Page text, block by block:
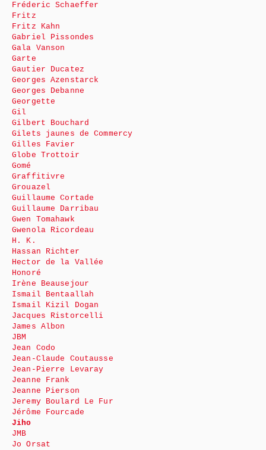
Fréderic Schaeffer
Fritz
Fritz Kahn
Gabriel Pissondes
Gala Vanson
Garte
Gautier Ducatez
Georges Azenstarck
Georges Debanne
Georgette
Gil
Gilbert Bouchard
Gilets jaunes de Commercy
Gilles Favier
Globe Trottoir
Gomé
Graffitivre
Grouazel
Guillaume Cortade
Guillaume Darribau
Gwen Tomahawk
Gwenola Ricordeau
H. K.
Hassan Richter
Hector de la Vallée
Honoré
Irène Beausejour
Ismail Bentaallah
Ismail Kizil Dogan
Jacques Ristorcelli
James Albon
JBM
Jean Codo
Jean-Claude Coutausse
Jean-Pierre Levaray
Jeanne Frank
Jeanne Pierson
Jeremy Boulard Le Fur
Jérôme Fourcade
Jiho
JMB
Jo Orsat